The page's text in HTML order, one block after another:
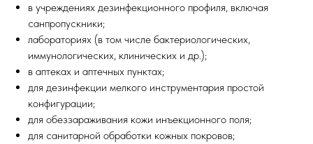
в учреждениях дезинфекционного профиля, включая
санпропускники;
лабораториях (в том числе бактериологических,
иммунологических, клинических и др.);
в аптеках и аптечных пунктах;
для дезинфекции мелкого инструментария простой
конфигурации;
для обеззараживания кожи инъекционного поля;
для санитарной обработки кожных покровов;